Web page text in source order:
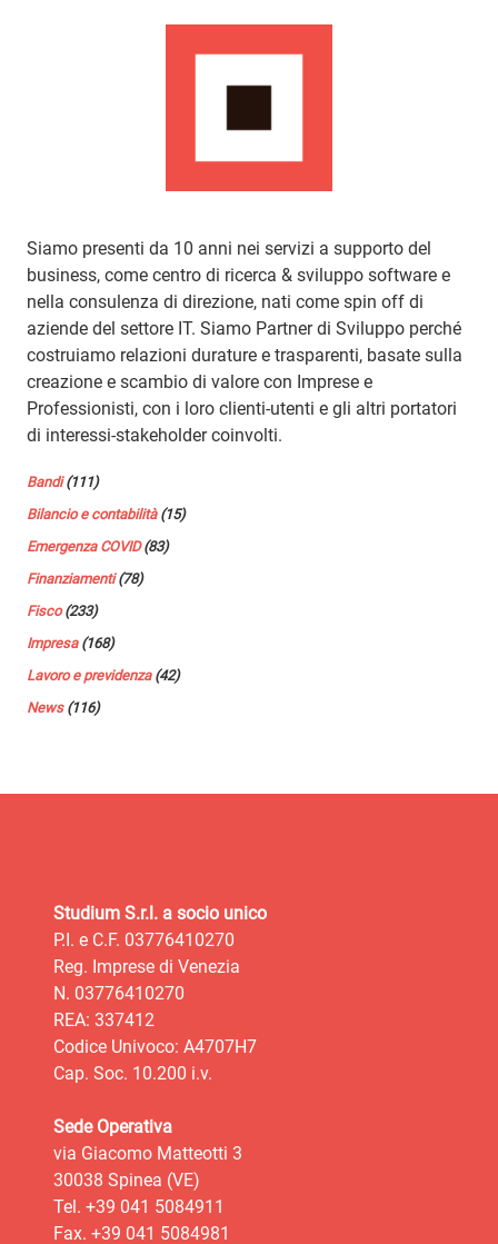
Siamo presenti da 10 anni nei servizi a supporto del
business, come centro di ricerca & sviluppo software e
nella consulenza di direzione, nati come spin off di
aziende del settore IT. Siamo Partner di Sviluppo perché
costruiamo relazioni durature e trasparenti, basate sulla
creazione e scambio di valore con Imprese e
Professionisti, con i loro clienti-utenti e gli altri portatori
di interessi-stakeholder coinvolti.
Bandi(111)
Bilancio e contabilità(15)
Emergenza COVID(83)
Finanziamenti(78)
Fisco(233)
Impresa(168)
Lavoro e previdenza(42)
News(116)
Studium S.r.l. a socio unico
P.I. e C.F. 03776410270
Reg. Imprese di Venezia
N. 03776410270
REA: 337412
Codice Univoco: A4707H7
Cap. Soc. 10.200 i.v.
Sede Operativa
via Giacomo Matteotti 3
30038 Spinea (VE)
Tel. +39 041 5084911
Fax. +39 041 5084981